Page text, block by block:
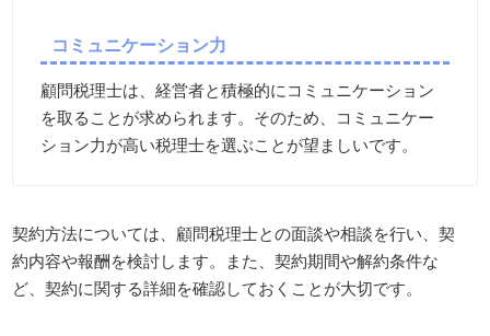
コミュニケーション力
顧問税理士は、経営者と積極的にコミュニケーション
を取ることが求められます。そのため、コミュニケー
ション力が高い税理士を選ぶことが望ましいです。
契約方法については、顧問税理士との面談や相談を行い、契
約内容や報酬を検討します。また、契約期間や解約条件な
ど、契約に関する詳細を確認しておくことが大切です。